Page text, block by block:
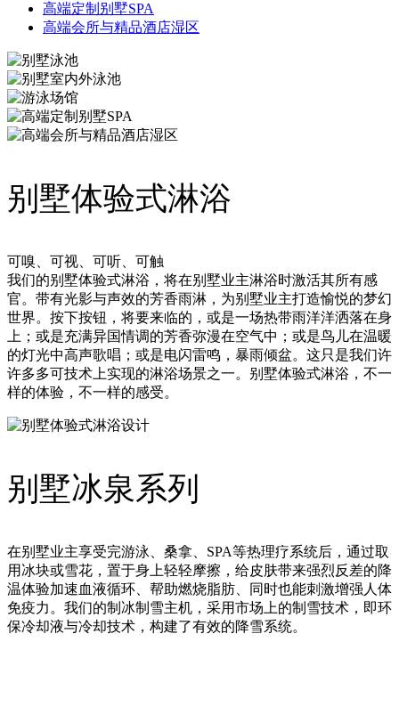
高端定制别墅SPA
高端会所与精品酒店湿区
别墅体验式淋浴
可嗅、可视、可听、可触
我们的别墅体验式淋浴，将在别墅业主淋浴时激活其所有感
官。带有光影与声效的芳香雨淋，为别墅业主打造愉悦的梦幻
世界。按下按钮，将要来临的，或是一场热带雨洋洋洒落在身
上；或是充满异国情调的芳香弥漫在空气中；或是鸟儿在温暖
的灯光中高声歌唱；或是电闪雷鸣，暴雨倾盆。这只是我们许
许多多可技术上实现的淋浴场景之一。别墅体验式淋浴，不一
样的体验，不一样的感受。
别墅冰泉系列
在别墅业主享受完游泳、桑拿、SPA等热理疗系统后，通过取
用冰块或雪花，置于身上轻轻摩擦，给皮肤带来强烈反差的降
温体验加速血液循环、帮助燃烧脂肪、同时也能刺激增强人体
免疫力。我们的制冰制雪主机，采用市场上的制雪技术，即环
保冷却液与冷却技术，构建了有效的降雪系统。